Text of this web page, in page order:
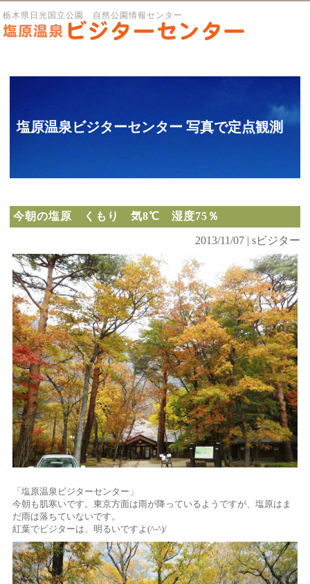
栃木県日光国立公園 自然公園情報センター
塩原温泉ビジターセンター 写真で定点観測
今朝の塩原 くもり 気8℃ 湿度75％
2013/11/07 | sビジター
「塩原温泉ビジターセンター」
今朝も肌寒いです。東京方面は雨が降っているようですが、塩原はま
だ雨は落ちていないです。
紅葉でビジターは、明るいですよ(^-^)/